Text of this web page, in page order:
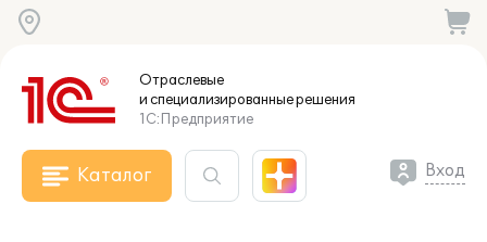
Отраслевые
и специализированныерешения
1С:Предприятие
Каталог Вход